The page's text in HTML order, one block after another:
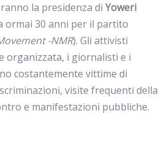
la presidenza di Yoweri
ormai 30 anni per il partito
-NMR). Gli attivisti
organizzata, i giornalisti e i
costantemente vittime di
visite frequenti della
e manifestazioni pubbliche.